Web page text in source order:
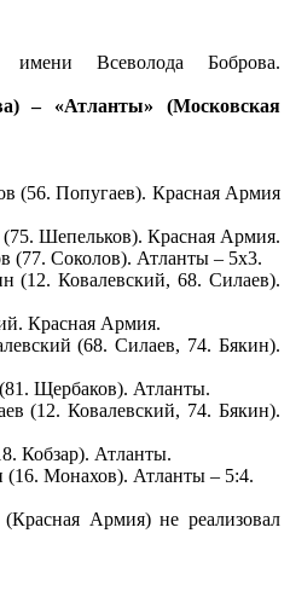
Всеволода Боброва.
– «Атланты» (Московская
Попугаев). Красная Армия
Шепельков). Красная Армия.
Соколов). Атланты – 5х3.
68. Силаев).
Армия.
(68. Силаев, 74. Бякин).
Щербаков). Атланты.
Ковалевский, 74. Бякин).
Атланты.
Монахов). Атланты – 5:4.
Армия) не реализовал